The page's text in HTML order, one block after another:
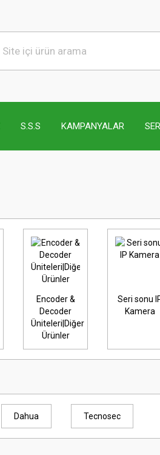
S.S.S KAMPANYALAR
Encoder &
Decoder
Üniteleri|Diğer
Ürünler
Seri sonu
Kamera
Dahua Tecnosec